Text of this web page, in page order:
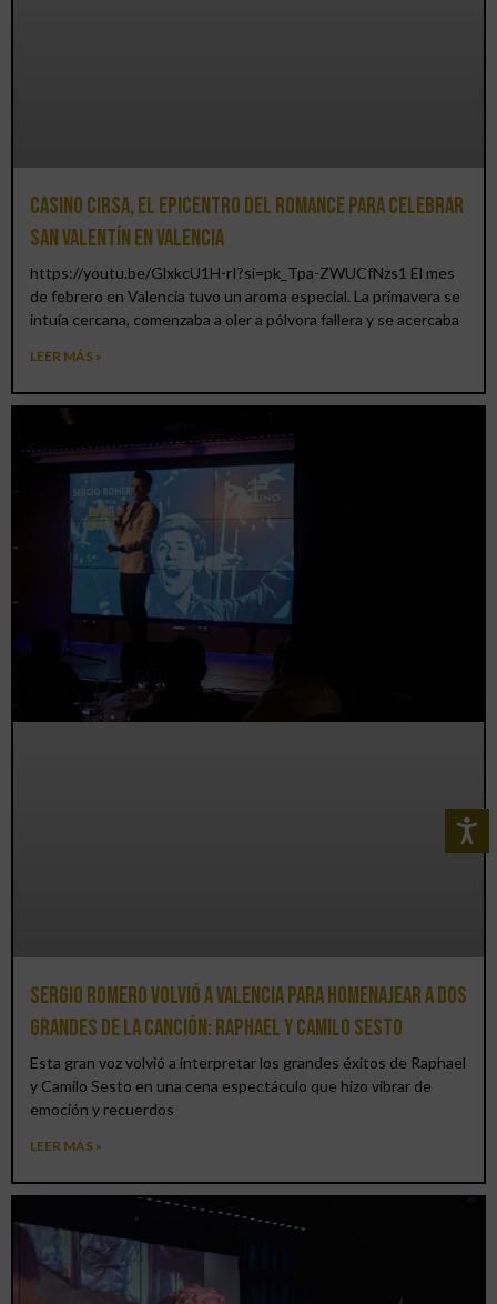
Casino CIRSA, el epicentro del romance para celebrar
San Valentín en Valencia
https://youtu.be/GlxkcU1H-rI?si=pk_Tpa-ZWUCfNzs1 El mes
de febrero en Valencia tuvo un aroma especial. La primavera se
intuía cercana, comenzaba a oler a pólvora fallera y se acercaba
LEER MÁS »
Sergio Romero volvió a Valencia para homenajear a dos
grandes de la canción: Raphael y Camilo Sesto
Esta gran voz volvió a interpretar los grandes éxitos de Raphael
y Camilo Sesto en una cena espectáculo que hizo vibrar de
emoción y recuerdos
LEER MÁS »